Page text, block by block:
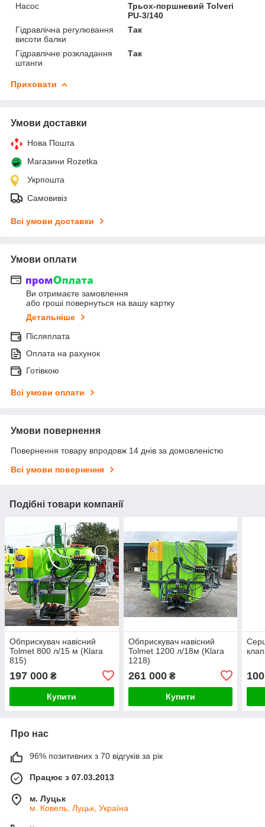
Насос
Трьох-поршневий Tolveri
PU-3/140
Гідравлічна регулювання
висоти балки
Так
Гідравлічне розкладання
штанги
Так
Приховати
Умови доставки
Нова Пошта
Магазини Rozetka
Укрпошта
Самовивіз
Всі умови доставки
Умови оплати
Ви отримаєте замовлення
або гроші повернуться на вашу картку
Детальніше
Післяплата
Оплата на рахунок
Готівкою
Всі умови оплати
Умови повернення
Повернення товару впродовж 14 днів за домовленістю
Всі умови повернення
Подібні товари компанії
Обприскувач навісний
Tolmet 800 л/15 м (Klara
815)
197 000 ₴
Купити
Обприскувач навісний
Tolmet 1200 л/18м (Klara
1218)
261 000₴
Купити
100
Про нас
96% позитивних з 70 відгуків за рік
Працює з 07.03.2013
м. Луцьк
м. Ковель, Луцьк, Україна